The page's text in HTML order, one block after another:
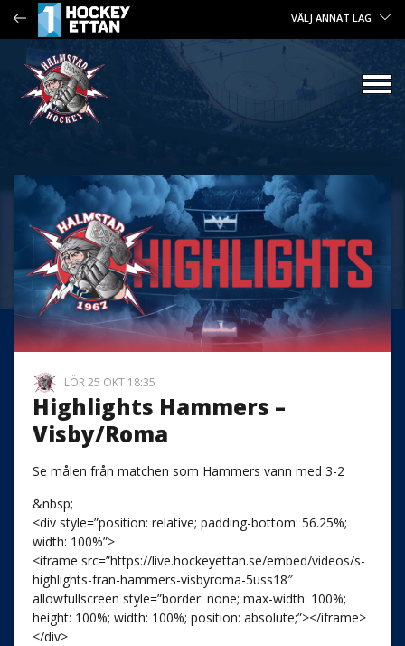
VÄLJ ANNAT LAG
LÖR 25 OKT 18:35
Highlights Hammers –
Visby/Roma
Se målen från matchen som Hammers vann med 3-2
&nbsp;
<div style=”position: relative; padding-bottom: 56.25%;
width: 100%”>
<iframe src=”https://live.hockeyettan.se/embed/videos/s-
highlights-fran-hammers-visbyroma-5uss18″
allowfullscreen style=”border: none; max-width: 100%;
height: 100%; width: 100%; position: absolute;”></iframe>
</div>